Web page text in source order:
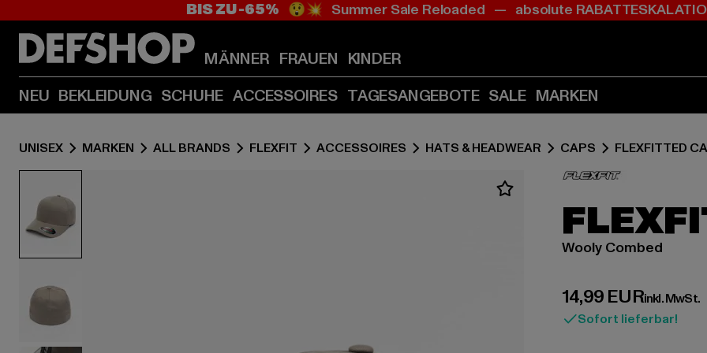
Zum
(Enter
drücken)
Zum
(Enter
drücken)
BIS ZU -65% 😲💥 Summer Sale Reloaded — absolute
MÄNNER FRAUEN KINDER
NEU BEKLEIDUNG SCHUHE ACCESSOIRES TAGESANGEBOTE SALE MARKEN
UNISEX MARKEN ALL BRANDS FLEXFIT ACCESSOIRES HATS & HEADWEAR CAPS FLEXFITTED
Wooly Combed
14,99 EUR
Derzeitiger Preis:
inkl. MwSt.
Sofort lieferbar!